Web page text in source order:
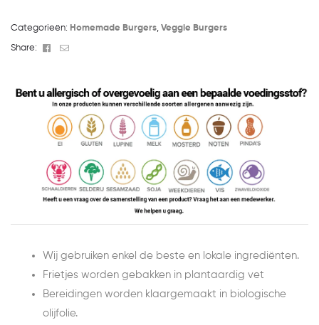
Categorieën: Homemade Burgers, Veggie Burgers
Share: Facebook
Email
Wij gebruiken enkel de beste en lokale ingrediënten.
Frietjes worden gebakken in plantaardig vet
Bereidingen worden klaargemaakt in biologische
olijfolie.